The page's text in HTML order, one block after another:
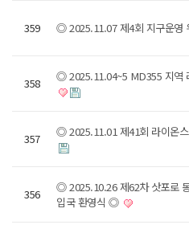
359 ◎ 2025.11.07 제4회 지구운영
358 ◎ 2025.11.04~5 MD355 지역
357 ◎ 2025.11.01 제41회 라이온
356
◎ 2025.10.26 제62차 삿포로
입국 환영식 ◎